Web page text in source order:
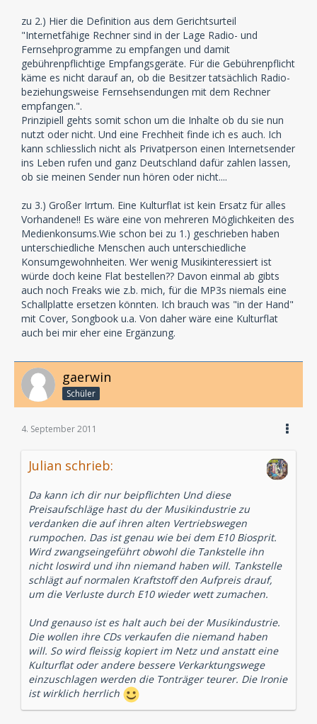
zu 2.) Hier die Definition aus dem Gerichtsurteil
"Internetfähige Rechner sind in der Lage Radio- und
Fernsehprogramme zu empfangen und damit
gebührenpflichtige Empfangsgeräte. Für die Gebührenpflicht
käme es nicht darauf an, ob die Besitzer tatsächlich Radio-
beziehungsweise Fernsehsendungen mit dem Rechner
empfangen.".
Prinzipiell gehts somit schon um die Inhalte ob du sie nun
nutzt oder nicht. Und eine Frechheit finde ich es auch. Ich
kann schliesslich nicht als Privatperson einen Internetsender
ins Leben rufen und ganz Deutschland dafür zahlen lassen,
ob sie meinen Sender nun hören oder nicht....
zu 3.) Großer Irrtum. Eine Kulturflat ist kein Ersatz für alles
Vorhandene!! Es wäre eine von mehreren Möglichkeiten des
Medienkonsums.Wie schon bei zu 1.) geschrieben haben
unterschiedliche Menschen auch unterschiedliche
Konsumgewohnheiten. Wer wenig Musikinteressiert ist
würde doch keine Flat bestellen?? Davon einmal ab gibts
auch noch Freaks wie z.b. mich, für die MP3s niemals eine
Schallplatte ersetzen könnten. Ich brauch was "in der Hand"
mit Cover, Songbook u.a. Von daher wäre eine Kulturflat
auch bei mir eher eine Ergänzung.
gaerwin
Schüler
4. September 2011
Julian schrieb:
Da kann ich dir nur beipflichten Und diese
Preisaufschläge hast du der Musikindustrie zu
verdanken die auf ihren alten Vertriebswegen
rumpochen. Das ist genau wie bei dem E10 Biosprit.
Wird zwangseingeführt obwohl die Tankstelle ihn
nicht loswird und ihn niemand haben will. Tankstelle
schlägt auf normalen Kraftstoff den Aufpreis drauf,
um die Verluste durch E10 wieder wett zumachen.
Und genauso ist es halt auch bei der Musikindustrie.
Die wollen ihre CDs verkaufen die niemand haben
will. So wird fleissig kopiert im Netz und anstatt eine
Kulturflat oder andere bessere Verkarktungswege
einzuschlagen werden die Tonträger teurer. Die Ironie
ist wirklich herrlich